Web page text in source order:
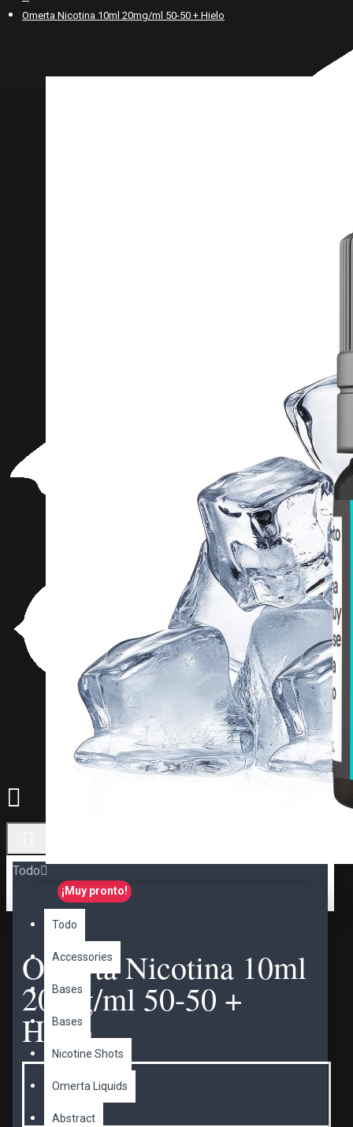
Todo
Todo
Accessories
Bases
Bases
Nicotine Shots
Omerta Liquids
Abstract
Omerta Nicotina 10ml 20mg/ml 50-50 + Hielo
¡Muy pronto!
Omerta Nicotina 10ml
20mg/ml 50-50 +
Hielo